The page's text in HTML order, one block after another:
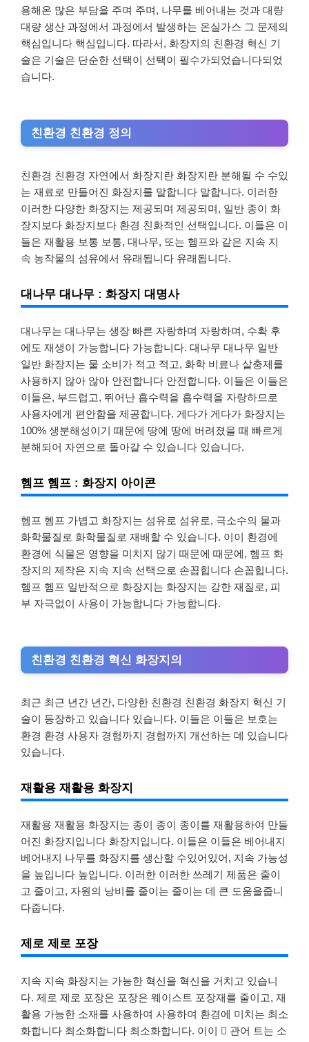
용해온 많은 부담을 주며 주며, 나무를 베어내는 것과 대량
대량 생산 과정에서 과정에서 발생하는 온실가스 그 문제의
핵심입니다 핵심입니다. 따라서, 화장지의 친환경 혁신 기
술은 기술은 단순한 선택이 선택이 필수가되었습니다되었
습니다.
친환경 친환경 정의
친환경 친환경 자연에서 화장지란 화장지란 분해될 수 수있
는 재료로 만들어진 화장지를 말합니다 말합니다. 이러한
이러한 다양한 화장지는 제공되며 제공되며, 일반 종이 화
장지보다 화장지보다 환경 친화적인 선택입니다. 이들은 이
들은 재활용 보통 보통, 대나무, 또는 헴프와 같은 지속 지
속 농작물의 섬유에서 유래됩니다 유래됩니다.
대나무 대나무 : 화장지 대명사
대나무는 대나무는 생장 빠른 자랑하며 자랑하며, 수확 후
에도 재생이 가능합니다 가능합니다. 대나무 대나무 일반
일반 화장지는 물 소비가 적고 적고, 화학 비료나 살충제를
사용하지 않아 않아 안전합니다 안전합니다. 이들은 이들은
이들은, 부드럽고, 뛰어난 흡수력을 흡수력을 자랑하므로
사용자에게 편안함을 제공합니다. 게다가 게다가 화장지는
100% 생분해성이기 때문에 땅에 땅에 버려졌을 때 빠르게
분해되어 자연으로 돌아갈 수 있습니다 있습니다.
헴프 헴프 : 화장지 아이콘
헴프 헴프 가볍고 화장지는 섬유로 섬유로, 극소수의 물과
화학물질로 화학물질로 재배할 수 있습니다. 이이 환경에
환경에 식물은 영향을 미치지 않기 때문에 때문에, 헴프 화
장지의 제작은 지속 지속 선택으로 손꼽힙니다 손꼽힙니다.
헴프 헴프 일반적으로 화장지는 화장지는 강한 재질로, 피
부 자극없이 사용이 가능합니다 가능합니다.
친환경 친환경 혁신 화장지의
최근 최근 년간 년간, 다양한 친환경 친환경 화장지 혁신 기
술이 등장하고 있습니다 있습니다. 이들은 이들은 보호는
환경 환경 사용자 경험까지 경험까지 개선하는 데 있습니다
있습니다.
재활용 재활용 화장지
재활용 재활용 화장지는 종이 종이 종이를 재활용하여 만들
어진 화장지입니다 화장지입니다. 이들은 이들은 베어내지
베어내지 나무를 화장지를 생산할 수있어있어, 지속 가능성
을 높입니다 높입니다. 이러한 이러한 쓰레기 제품은 줄이
고 줄이고, 자원의 낭비를 줄이는 줄이는 데 큰 도움을줍니
다줍니다.
제로 제로 포장
지속 지속 화장지는 가능한 혁신을 혁신을 거치고 있습니
다. 제로 제로 포장은 포장은 웨이스트 포장재를 줄이고, 재
활용 가능한 소재를 사용하여 사용하여 환경에 미치는 최소
화합니다 최소화합니다 최소화합니다. 이이  관어 트는 소